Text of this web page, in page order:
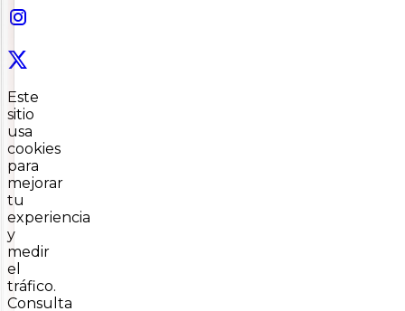
Este
sitio
usa
cookies
para
mejorar
tu
experiencia
y
medir
el
tráfico.
Consulta